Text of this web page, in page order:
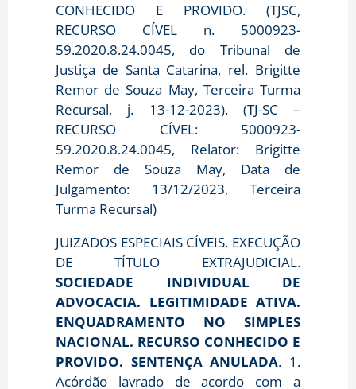
CONHECIDO E PROVIDO. (TJSC,
RECURSO CÍVEL n. 5000923-
59.2020.8.24.0045, do Tribunal de
Justiça de Santa Catarina, rel. Brigitte
Remor de Souza May, Terceira Turma
Recursal, j. 13-12-2023). (TJ-SC –
RECURSO CÍVEL: 5000923-
59.2020.8.24.0045, Relator: Brigitte
Remor de Souza May, Data de
Julgamento: 13/12/2023, Terceira
Turma Recursal)
JUIZADOS ESPECIAIS CÍVEIS. EXECUÇÃO
DE TÍTULO EXTRAJUDICIAL.
SOCIEDADE INDIVIDUAL DE
ADVOCACIA. LEGITIMIDADE ATIVA.
ENQUADRAMENTO NO SIMPLES
NACIONAL. RECURSO CONHECIDO E
PROVIDO. SENTENÇA ANULADA. 1.
Acórdão lavrado de acordo com a